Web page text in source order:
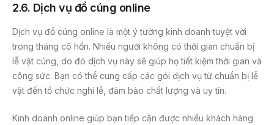
2.6. Dịch vụ đồ cúng online
Dịch vụ đồ cúng online là một ý tưởng kinh doanh tuyệt vời
trong tháng cô hồn. Nhiều người không có thời gian chuẩn bị
lễ vật cúng, do đó dịch vụ này sẽ giúp họ tiết kiệm thời gian và
công sức. Bạn có thể cung cấp các gói dịch vụ từ chuẩn bị lễ
vật đến tổ chức nghi lễ, đảm bảo chất lượng và uy tín.
Kinh doanh online giúp bạn tiếp cận được nhiều khách hàng